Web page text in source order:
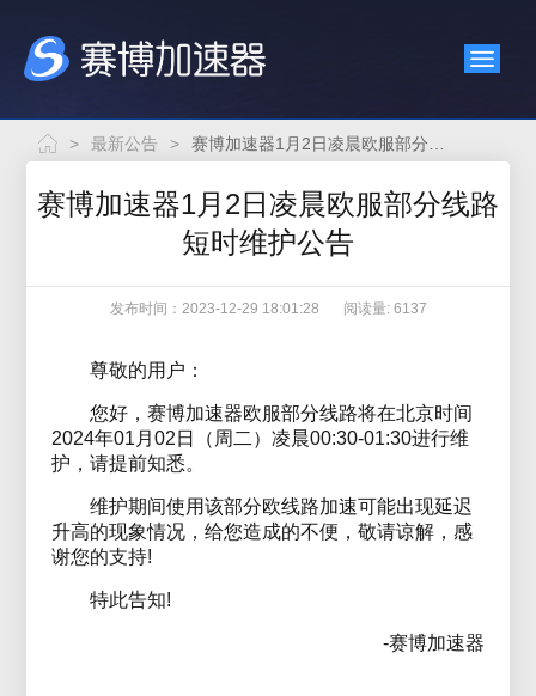
> 最新公告 >
赛博加速器1月2日凌晨欧服部分线路
短时维护公告
发布时间：2023-12-29 18:01:28 阅读量: 6137
尊敬的用户：
您好，赛博加速器欧服部分线路将在北京时间
2024年01月02日（周二）凌晨00:30-01:30进行维
护，请提前知悉。
维护期间使用该部分欧线路加速可能出现延迟
升高的现象情况，给您造成的不便，敬请谅解，感
谢您的支持!
特此告知!
-赛博加速器